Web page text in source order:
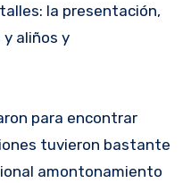
la presentación,
aliños y
para encontrar
tuvieron bastante
amontonamiento